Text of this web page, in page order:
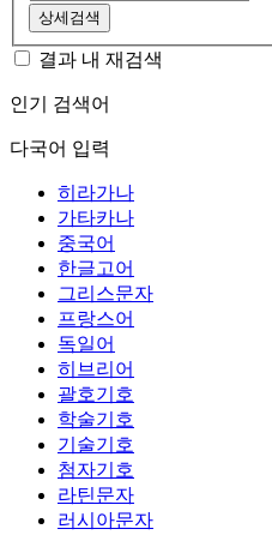
상세검색
결과 내 재검색
인기 검색어
다국어 입력
히라가나
가타카나
중국어
한글고어
그리스문자
프랑스어
독일어
히브리어
괄호기호
학술기호
기술기호
첨자기호
라틴문자
러시아문자